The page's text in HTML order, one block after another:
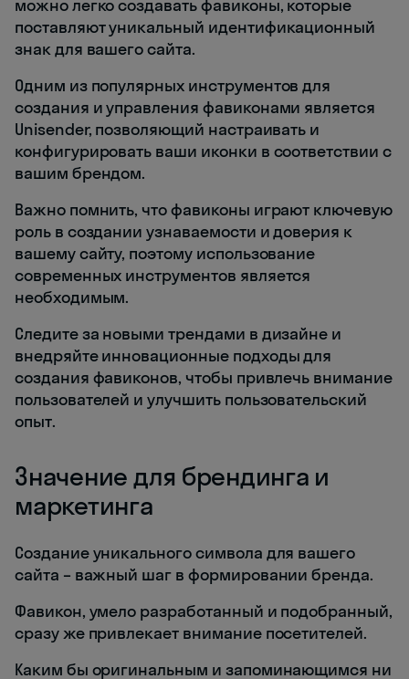
можно легко создавать фавиконы, которые
поставляют уникальный идентификационный
знак для вашего сайта.
Одним из популярных инструментов для
создания и управления фавиконами является
Unisender, позволяющий настраивать и
конфигурировать ваши иконки в соответствии с
вашим брендом.
Важно помнить, что фавиконы играют ключевую
роль в создании узнаваемости и доверия к
вашему сайту, поэтому использование
современных инструментов является
необходимым.
Следите за новыми трендами в дизайне и
внедряйте инновационные подходы для
создания фавиконов, чтобы привлечь внимание
пользователей и улучшить пользовательский
опыт.
Значение для брендинга и
маркетинга
Создание уникального символа для вашего
сайта – важный шаг в формировании бренда.
Фавикон, умело разработанный и подобранный,
сразу же привлекает внимание посетителей.
Каким бы оригинальным и запоминающимся ни